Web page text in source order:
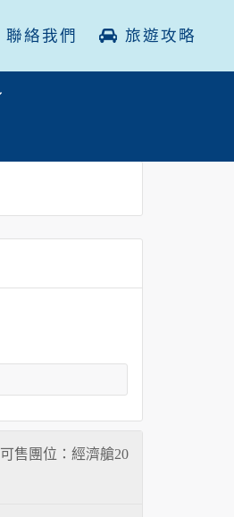
聯絡我們 旅遊攻略
可售團位：經濟艙20